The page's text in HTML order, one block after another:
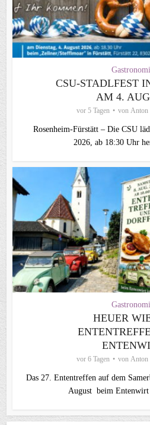
CSU‑STADLFEST
AM 4.
vor 5 Tagen von Anton
Rosenheim‑Fürstätt – Die CSU
2026, ab 18:30 Uhr
HEUER
vor 6 Tagen von Anton
Das 27. Ententreffen auf dem
August beim